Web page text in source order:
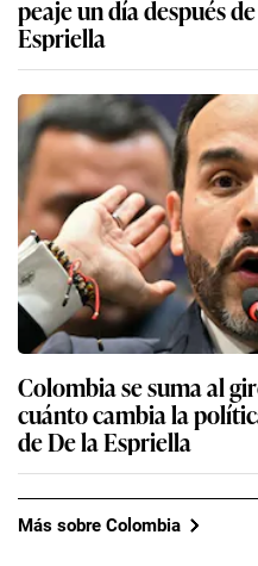
peaje un día después
Espriella
Colombia se suma al
cuánto cambia la
de De la Espriella
Más sobre Colombia